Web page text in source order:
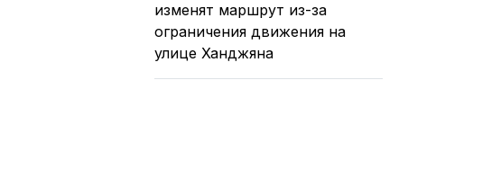
изменят маршрут из-за
ограничения движения на
улице Ханджяна